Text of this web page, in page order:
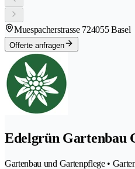
Muespacherstrasse 724055 Basel
Offerte anfragen
Edelgrün Gartenbau
Gartenbau und Gartenpflege •